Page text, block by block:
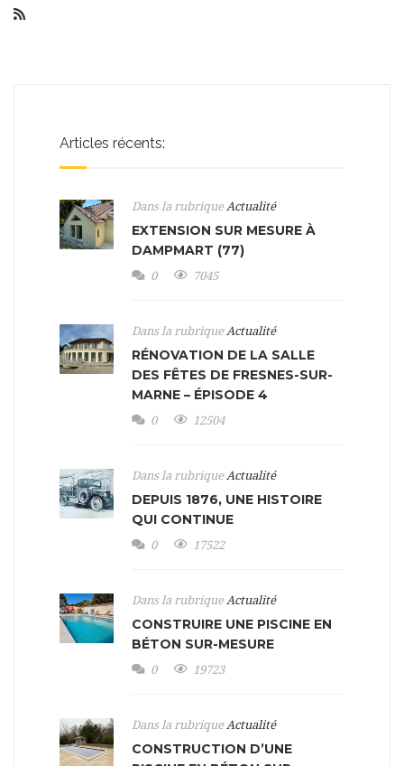
Articles récents:
Dans la rubriqueActualité
EXTENSION SUR MESURE À
DAMPMART (77)
0 7045
Dans la rubriqueActualité
RÉNOVATION DE LA SALLE
DES FÊTES DE FRESNES-SUR-
MARNE – ÉPISODE 4
0 12504
Dans la rubriqueActualité
DEPUIS 1876, UNE HISTOIRE
QUI CONTINUE
0 17522
Dans la rubriqueActualité
CONSTRUIRE UNE PISCINE EN
BÉTON SUR-MESURE
0 19723
Dans la rubriqueActualité
CONSTRUCTION D’UNE